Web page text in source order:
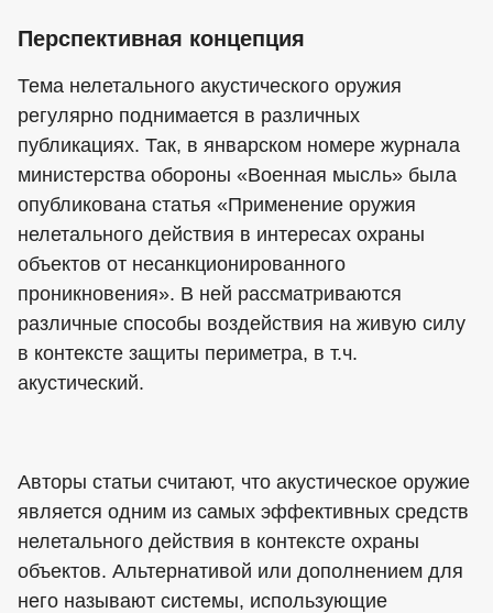
Перспективная концепция
Тема нелетального акустического оружия
регулярно поднимается в различных
публикациях. Так, в январском номере журнала
министерства обороны «Военная мысль» была
опубликована статья «Применение оружия
нелетального действия в интересах охраны
объектов от несанкционированного
проникновения». В ней рассматриваются
различные способы воздействия на живую силу
в контексте защиты периметра, в т.ч.
акустический.
Авторы статьи считают, что акустическое оружие
является одним из самых эффективных средств
нелетального действия в контексте охраны
объектов. Альтернативой или дополнением для
него называют системы, использующие